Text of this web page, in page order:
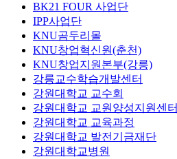
BK21 FOUR 사업단
IPP사업단
KNU곰두리몰
KNU창업혁신원(춘천)
KNU창업지원본부(강릉)
강릉교수학습개발센터
강원대학교 교수회
강원대학교 교원양성지원센터
강원대학교 교육과정
강원대학교 발전기금재단
강원대학교병원